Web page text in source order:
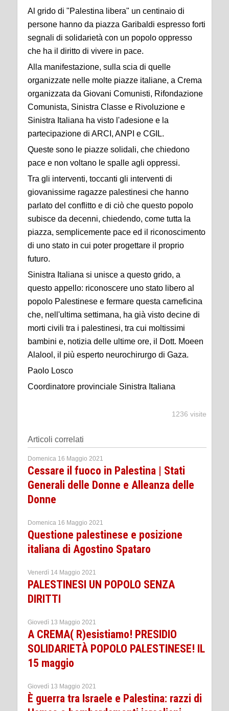
Al grido di "Palestina libera" un centinaio di
persone hanno da piazza Garibaldi espresso forti
segnali di solidarietà con un popolo oppresso
che ha il diritto di vivere in pace.
Alla manifestazione, sulla scia di quelle
organizzate nelle molte piazze italiane, a Crema
organizzata da Giovani Comunisti, Rifondazione
Comunista, Sinistra Classe e Rivoluzione e
Sinistra Italiana ha visto l'adesione e la
partecipazione di ARCI, ANPI e CGIL.
Queste sono le piazze solidali, che chiedono
pace e non voltano le spalle agli oppressi.
Tra gli interventi, toccanti gli interventi di
giovanissime ragazze palestinesi che hanno
parlato del conflitto e di ciò che questo popolo
subisce da decenni, chiedendo, come tutta la
piazza, semplicemente pace ed il riconoscimento
di uno stato in cui poter progettare il proprio
futuro.
Sinistra Italiana si unisce a questo grido, a
questo appello: riconoscere uno stato libero al
popolo Palestinese e fermare questa carneficina
che, nell'ultima settimana, ha già visto decine di
morti civili tra i palestinesi, tra cui moltissimi
bambini e, notizia delle ultime ore, il Dott. Moeen
Alalool, il più esperto neurochirurgo di Gaza.
Paolo Losco
Coordinatore provinciale Sinistra Italiana
1236 visite
Articoli correlati
Domenica 16 Maggio 2021
Cessare il fuoco in Palestina | Stati
Generali delle Donne e Alleanza delle
Donne
Domenica 16 Maggio 2021
Questione palestinese e posizione
italiana di Agostino Spataro
Venerdì 14 Maggio 2021
PALESTINESI UN POPOLO SENZA
DIRITTI
Giovedì 13 Maggio 2021
A CREMA( R)esistiamo! PRESIDIO
SOLIDARIETÀ POPOLO PALESTINESE! IL
15 maggio
Giovedì 13 Maggio 2021
È guerra tra Israele e Palestina: razzi di